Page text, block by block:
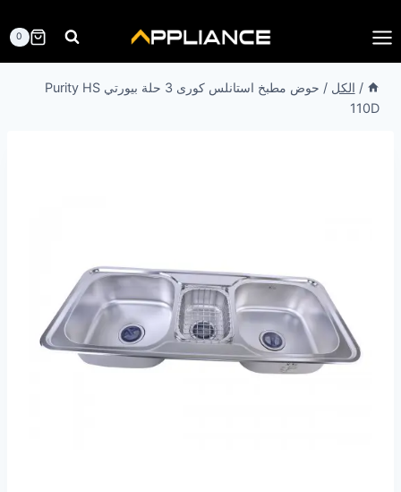
إلى
المحتوى
0
/ الكل /
حوض مطبخ استانلس كورى 3 حلة بيورتي Purity HS
110D